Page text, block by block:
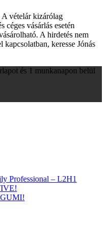
vételár kizárólag
céges vásárlás esetén
A hirdetés nem
keresse Jónás
és 1 munkanapon belül
Professional – L2H1